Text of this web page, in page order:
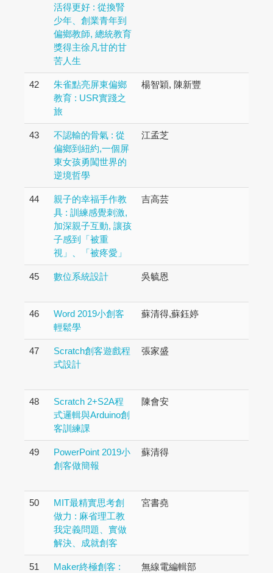
活得更好 : 從換腎
少年、創業青年到
偏鄉教師, 總統教育
獎得主徐凡甘的甘
苦人生
42
朱雀點亮屏東偏鄉
教育 : USR實踐之
旅
楊智穎, 陳新豐
43
不認輸的骨氣 : 從
偏鄉到紐約,一個屏
東女孩勇闖世界的
逆境哲學
江孟芝
44
親子的幸福手作教
具 : 訓練感覺刺激,
加深親子互動, 讓孩
子感到「被重
視」、「被疼愛」
吉高芸
45 數位系統設計 吳毓恩
46
Word 2019小創客
輕鬆學
蘇清得,蘇鈺婷
47
Scratch創客遊戲程
式設計
張家盛
48
Scratch 2+S2A程
式邏輯與Arduino創
客訓練課
陳會安
49
PowerPoint 2019小
創客做簡報
蘇清得
50
MIT最精實思考創
做力 : 麻省理工教
我定義問題、實做
解決、成就創客
宮書堯
51
Maker終極創客 :
無線電編輯部